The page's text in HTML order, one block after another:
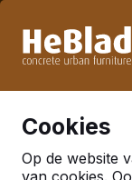
week 33. Houdt
Cookies
Op de website
van cookies.
Al